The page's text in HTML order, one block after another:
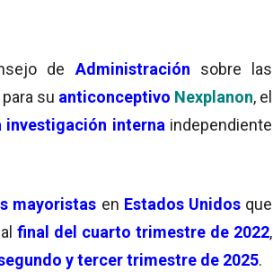
de Administración
sobre las
para su anticonceptivo Nexplanon, el
investigación interna independiente
mayoristas en Estados Unidosque
al final del cuarto trimestre de 2022,
y tercer trimestre de 2025.